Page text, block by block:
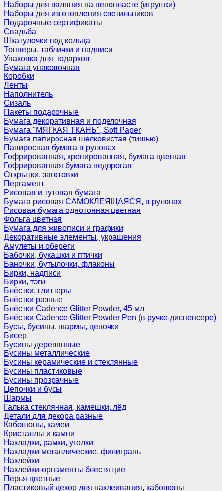
Наборы для валяния на пенопласте (игрушки)
Наборы для изготовления светильников
Подарочные сертификаты
Свадьба
Шкатулочки под кольца
Топперы, таблички и надписи
Упаковка для подарков
Бумага упаковочная
Коробки
Ленты
Наполнитель
Сизаль
Пакеты подарочные
Бумага декоративная и поделочная
Бумага "МЯГКАЯ ТКАНЬ", Soft Paper
Бумага папиросная шелковистая (тишью)
Папиросная бумага в рулонах
Гофрированная, крепированная, бумага цветная
Гофрированная бумага недорогая
Открытки, заготовки
Пергамент
Рисовая и тутовая бумага
Бумага рисовая САМОКЛЕЯЩАЯСЯ, в рулонах
Рисовая бумага однотонная цветная
Фольга цветная
Бумага для живописи и графики
Декоративные элементы, украшения
Амулеты и обереги
Бабочки, букашки и птички
Баночки, бутылочки, флаконы
Бирки, надписи
Бирки, тэги
Блёстки, глиттеры
Блёстки разные
Блёстки Cadence Glitter Powder, 45 мл
Блёстки Cadence Glitter Powder Pen (в ручке-диспенсере)
Бусы, бусины, шармы, цепочки
Бисер
Бусины деревянные
Бусины металлические
Бусины керамические и стеклянные
Бусины пластиковые
Бусины прозрачные
Цепочки и бусы
Шармы
Галька стеклянная, камешки, лёд
Детали для декора разные
Кабошоны, камеи
Кристаллы и камни
Накладки, рамки, уголки
Накладки металлические, филигрань
Наклейки
Наклейки-орнаменты блестящие
Перья цветные
Пластиковый декор для наклеивания, кабошоны